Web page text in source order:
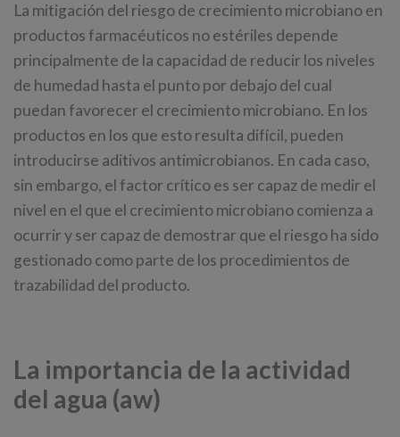
La mitigación del riesgo de crecimiento microbiano en
productos farmacéuticos no estériles depende
principalmente de la capacidad de reducir los niveles
de humedad hasta el punto por debajo del cual
puedan favorecer el crecimiento microbiano. En los
productos en los que esto resulta difícil, pueden
introducirse aditivos antimicrobianos. En cada caso,
sin embargo, el factor crítico es ser capaz de medir el
nivel en el que el crecimiento microbiano comienza a
ocurrir y ser capaz de demostrar que el riesgo ha sido
gestionado como parte de los procedimientos de
trazabilidad del producto.
La importancia de la actividad
del agua (aw)